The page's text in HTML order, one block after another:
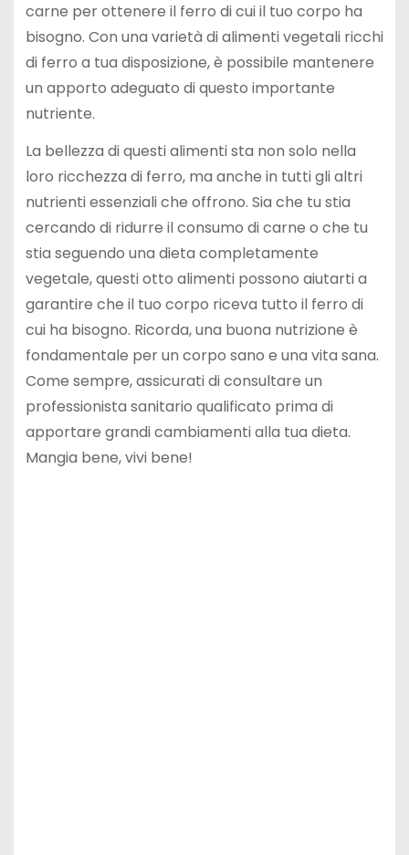
carne per ottenere il ferro di cui il tuo corpo ha
bisogno. Con una varietà di alimenti vegetali ricchi
di ferro a tua disposizione, è possibile mantenere
un apporto adeguato di questo importante
nutriente.
La bellezza di questi alimenti sta non solo nella
loro ricchezza di ferro, ma anche in tutti gli altri
nutrienti essenziali che offrono. Sia che tu stia
cercando di ridurre il consumo di carne o che tu
stia seguendo una dieta completamente
vegetale, questi otto alimenti possono aiutarti a
garantire che il tuo corpo riceva tutto il ferro di
cui ha bisogno. Ricorda, una buona nutrizione è
fondamentale per un corpo sano e una vita sana.
Come sempre, assicurati di consultare un
professionista sanitario qualificato prima di
apportare grandi cambiamenti alla tua dieta.
Mangia bene, vivi bene!